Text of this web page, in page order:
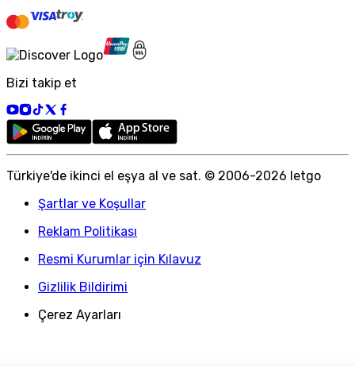
Bizi takip et
Türkiye'de ikinci el eşya al ve sat. © 2006-2026 letgo
Şartlar ve Koşullar
Reklam Politikası
Resmi Kurumlar için Kılavuz
Gizlilik Bildirimi
Çerez Ayarları